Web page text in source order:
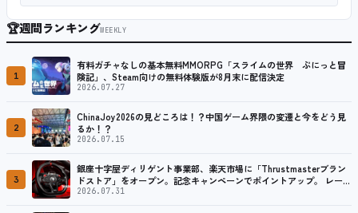
🏆週間ランキングWEEKLY
1
有料ガチャなしの基本無料MMORPG「スライムの世界 ぷにっと冒
険記」、Steam向けの無料体験版が8月末に配信決定
2026.07.27
2
ChinaJoy2026の見どころは！？中国ゲーム界隈の変遷と今をどう見
るか！？
2026.07.15
3
銀座十字屋ディリゲント事業部、楽天市場に「Thrustmasterブラン
ドストア」をオープン。記念キャンペーンでポイントアップ。 レーシ
ング／フライトシム向けコントローラーを中心に、幅広くラインナッ
2026.07.31